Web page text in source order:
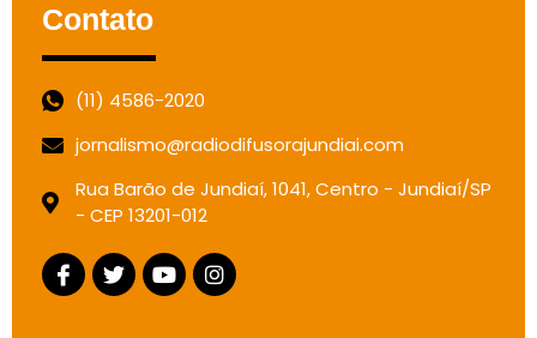
Contato
(11) 4586-2020
jornalismo@radiodifusorajundiai.com
Rua Barão de Jundiaí, 1041, Centro - Jundiaí/SP
- CEP 13201-012